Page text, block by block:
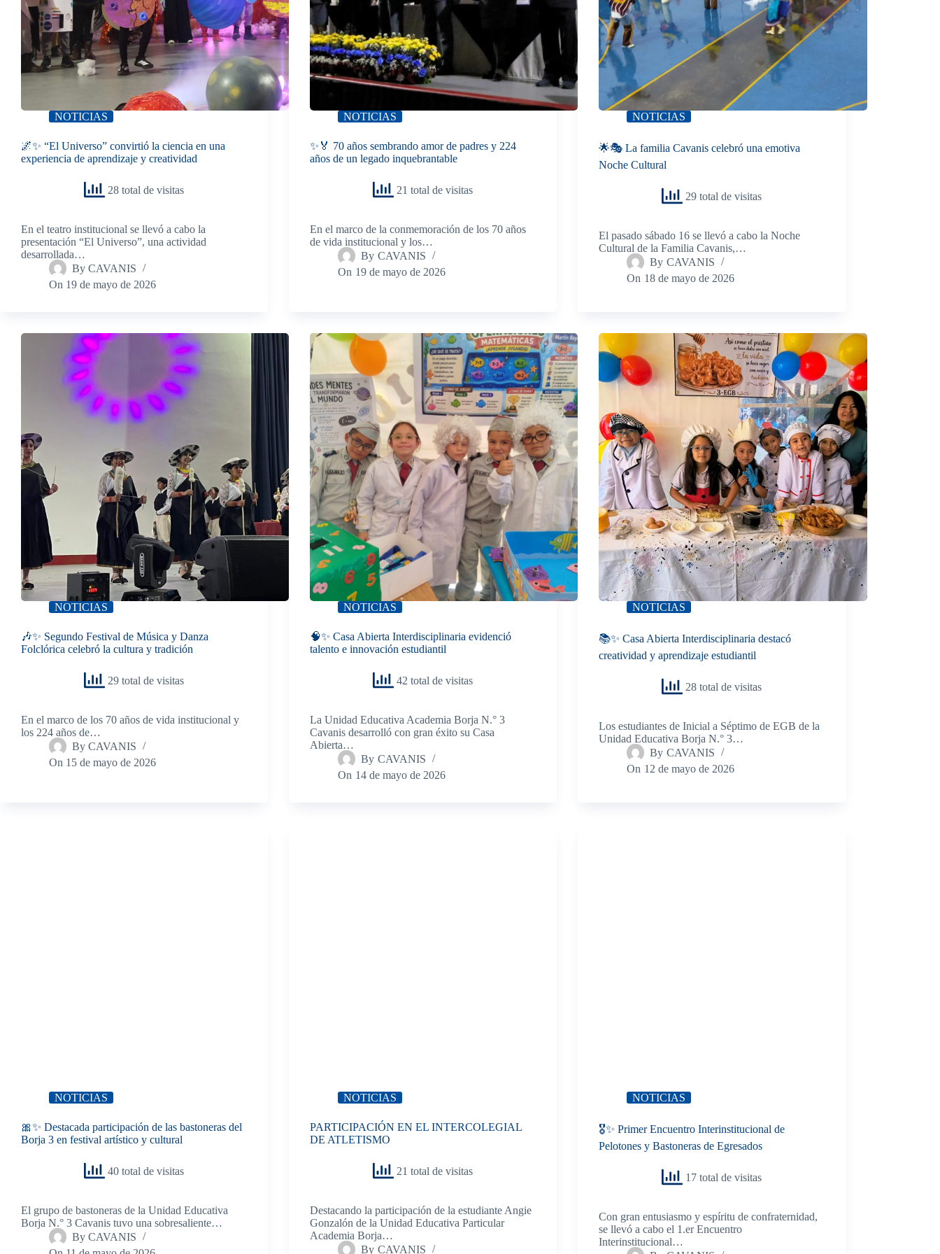
NOTICIAS
🌌✨ “El Universo” convirtió la ciencia en una
experiencia de aprendizaje y creatividad
28 total de visitas
En el teatro institucional se llevó a cabo la
presentación “El Universo”, una actividad
desarrollada…
By CAVANIS
On 19 de mayo de 2026
NOTICIAS
✨🏅 70 años sembrando amor de padres y 224
años de un legado inquebrantable
21 total de visitas
En el marco de la conmemoración de los 70 años
de vida institucional y los…
By CAVANIS
On 19 de mayo de 2026
NOTICIAS
🌟🎭 La familia Cavanis celebró una emotiva
Noche Cultural
29 total de visitas
El pasado sábado 16 se llevó a cabo la Noche
Cultural de la Familia Cavanis,…
By CAVANIS
On 18 de mayo de 2026
NOTICIAS
🎶✨ Segundo Festival de Música y Danza
Folclórica celebró la cultura y tradición
29 total de visitas
En el marco de los 70 años de vida institucional y
los 224 años de…
By CAVANIS
On 15 de mayo de 2026
NOTICIAS
🧠✨ Casa Abierta Interdisciplinaria evidenció
talento e innovación estudiantil
42 total de visitas
La Unidad Educativa Academia Borja N.° 3
Cavanis desarrolló con gran éxito su Casa
Abierta…
By CAVANIS
On 14 de mayo de 2026
NOTICIAS
📚✨ Casa Abierta Interdisciplinaria destacó
creatividad y aprendizaje estudiantil
28 total de visitas
Los estudiantes de Inicial a Séptimo de EGB de la
Unidad Educativa Borja N.° 3…
By CAVANIS
On 12 de mayo de 2026
NOTICIAS
🎀✨ Destacada participación de las bastoneras del
Borja 3 en festival artístico y cultural
40 total de visitas
El grupo de bastoneras de la Unidad Educativa
Borja N.° 3 Cavanis tuvo una sobresaliente…
By CAVANIS
NOTICIAS
PARTICIPACIÓN EN EL INTERCOLEGIAL
DE ATLETISMO
21 total de visitas
Destacando la participación de la estudiante Angie
Gonzalón de la Unidad Educativa Particular
Academia Borja…
By CAVANIS
NOTICIAS
🎖️✨ Primer Encuentro Interinstitucional de
Pelotones y Bastoneras de Egresados
17 total de visitas
Con gran entusiasmo y espíritu de confraternidad,
se llevó a cabo el 1.er Encuentro
Interinstitucional…